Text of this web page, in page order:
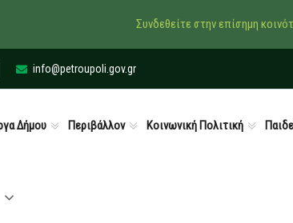
info@petroupoli.gov.gr
Δήμου Περιβάλλον Κοινωνική Πολιτική
Συνδεθείτε στην επίσημη